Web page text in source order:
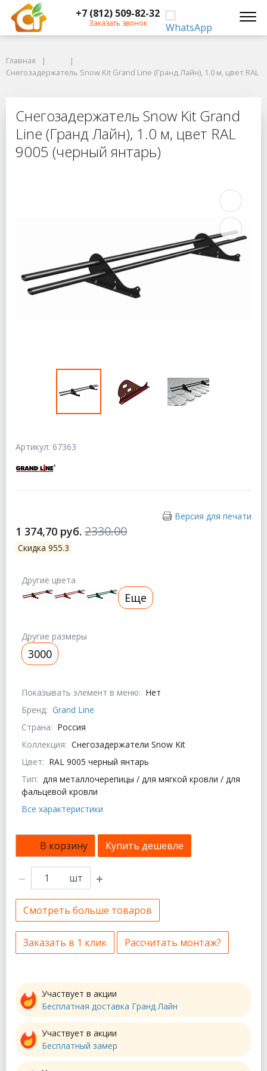
+7 (812) 509-82-32
Заказать звонок
Снегозадержатель Snow Kit Grand Line (Гранд Лайн), 1.0 м, цвет RAL
Снегозадержатель Snow Kit
Главная
Снегозадержатель Snow Kit Grand Line (Гранд Лайн), 1.0 м, цвет RAL
Снегозадержатель Snow Kit Grand
Line (Гранд Лайн), 1.0 м, цвет RAL
9005 (черный янтарь)
Артикул: 67363
Версия для печати
1 374,70 руб. 2330.00
Скидка 955.3
Показывать элемент в меню: Нет
Бренд: Grand Line
Страна: Россия
Коллекция: Снегозадержатели Snow Kit
Цвет: RAL 9005 черный янтарь
Тип: для металлочерепицы / для мягкой кровли / для
фальцевой кровли
Все характеристики
Другие цвета
Еще
Другие размеры
3000
В корзину Купить дешевле
шт
Смотреть больше товаров
Заказать в 1 клик Рассчитать монтаж?
Участвует в акции
Бесплатная доставка Гранд Лайн
Участвует в акции
Бесплатный замер